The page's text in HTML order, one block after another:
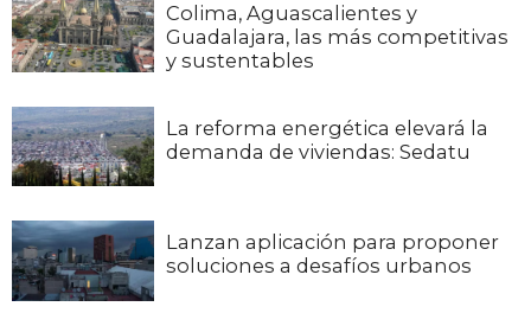
Colima, Aguascalientes y
Guadalajara, las más competitivas
y sustentables
La reforma energética elevará la
demanda de viviendas: Sedatu
Lanzan aplicación para proponer
soluciones a desafíos urbanos